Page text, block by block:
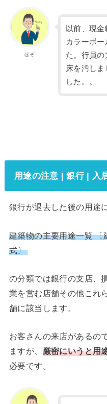
ほぞ
以前、現
カラーボ
た。行員の
床を汚し
した。。
用途の注意 | 銀行 | 入
銀行が退去した後の用途
建築物の主要用途一覧
式〕
の分類では銀行の支店、
業を営む店舗その他これ
舗に該当します。
お客さんの来店があるの
ますが、 厳密にいうと用
必要です。